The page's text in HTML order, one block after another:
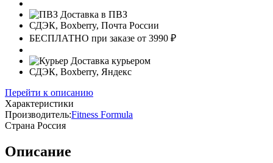
Доставка в ПВЗ
СДЭК, Boxberry, Почта России
БЕСПЛАТНО при заказе от 3990 ₽
Доставка курьером
СДЭК, Boxberry, Яндекс
Перейти к описанию
Характеристики
Производитель:Fitness Formula
Страна Россия
Описание